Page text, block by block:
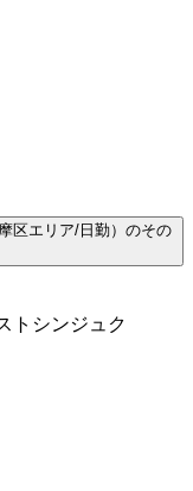
区エリア/日勤）のその
トシンジュク